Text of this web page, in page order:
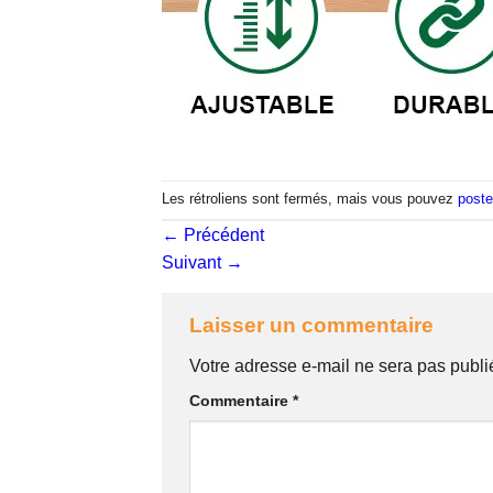
Les rétroliens sont fermés, mais vous pouvez
← Précédent
Suivant →
Laisser un commentaire
Votre adresse e-mail ne sera pas
Commentaire *